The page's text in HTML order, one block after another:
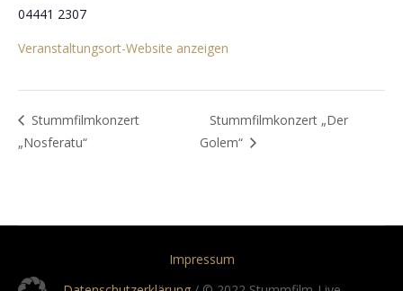
04441 2307
Veranstaltungsort-Website anzeigen
Stummfilmkonzert
„Nosferatu“
Stummfilmkonzert „Der
Golem“
Impressum